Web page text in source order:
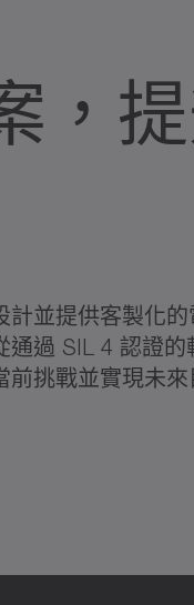
，
計並提供客製化
通過 SIL 4 認證
前挑戰並實現未來